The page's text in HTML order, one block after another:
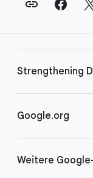
Strengthening
FAQS
Google.org
Startseite
Weitere